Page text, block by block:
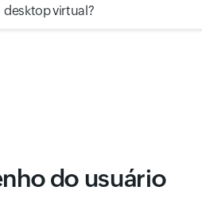
desktop virtual?
do usuário